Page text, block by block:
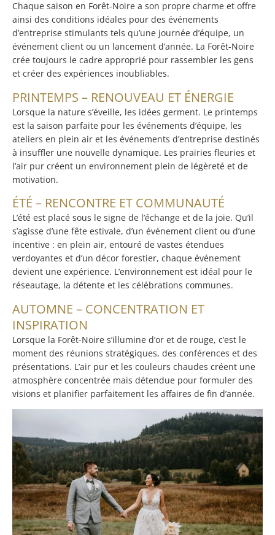
Chaque saison en Forêt-Noire a son propre charme et offre
ainsi des conditions idéales pour des événements
d’entreprise stimulants tels qu’une journée d’équipe, un
événement client ou un lancement d’année. La Forêt-Noire
crée toujours le cadre approprié pour rassembler les gens
et créer des expériences inoubliables.
PRINTEMPS – RENOUVEAU ET ÉNERGIE
Lorsque la nature s’éveille, les idées germent. Le printemps
est la saison parfaite pour les événements d’équipe, les
ateliers en plein air et les événements d’entreprise destinés
à insuffler une nouvelle dynamique. Les prairies fleuries et
l’air pur créent un environnement plein de légèreté et de
motivation.
ÉTÉ – RENCONTRE ET COMMUNAUTÉ
L’été est placé sous le signe de l’échange et de la joie. Qu’il
s’agisse d’une fête estivale, d’un événement client ou d’une
incentive : en plein air, entouré de vastes étendues
verdoyantes et d’un décor forestier, chaque événement
devient une expérience. L’environnement est idéal pour le
réseautage, la détente et les célébrations communes.
AUTOMNE – CONCENTRATION ET
INSPIRATION
Lorsque la Forêt-Noire s’illumine d’or et de rouge, c’est le
moment des réunions stratégiques, des conférences et des
présentations. L’air pur et les couleurs chaudes créent une
atmosphère concentrée mais détendue pour formuler des
visions et planifier parfaitement les affaires de fin d’année.